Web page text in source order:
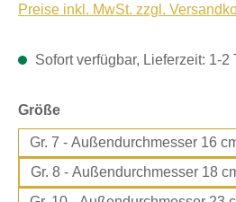
Preise inkl. MwSt. zzgl.
Sofort verfügbar, Lieferzeit: 1-2
Größeauswählen
Gr. 7 - Außendurchmesser 16
Gr. 8 - Außendurchmesser 18